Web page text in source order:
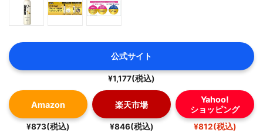
公式サイト
¥1,177(税込)
Amazon
¥873(税込)
楽天市場
¥846(税込)
Yahoo!
ショッピング
¥812(税込)